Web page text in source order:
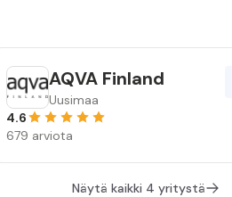
AQVA Finland
Uusimaa
4.6
679 arviota
Näytä kaikki 4 yritystä